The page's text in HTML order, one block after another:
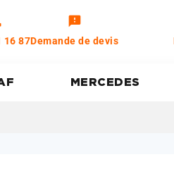
16 87
feedback
Demande de devis
MERCEDES